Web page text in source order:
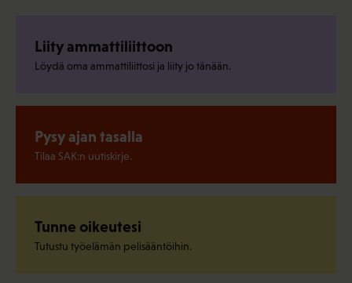
Liity ammattiliittoon
Löydä oma ammattiliittosi ja liity jo tänään.
Pysy ajan tasalla
Tilaa SAK:n uutiskirje.
Tunne oikeutesi
Tutustu työelämän pelisääntöihin.